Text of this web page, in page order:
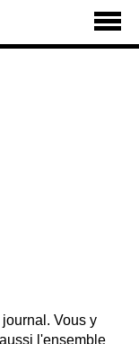
Vous y
l'ensemble